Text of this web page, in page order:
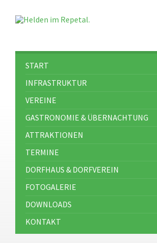
START
INFRASTRUKTUR
VEREINE
GASTRONOMIE & ÜBERNACHTUNG
ATTRAKTIONEN
TERMINE
DORFHAUS & DORFVEREIN
FOTOGALERIE
DOWNLOADS
KONTAKT